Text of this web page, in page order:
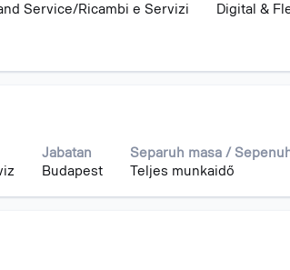
Service/Ricambi e Servizi
Digital &
Jabatan
Budapest
Separuh masa /
Teljes munkaidő